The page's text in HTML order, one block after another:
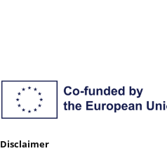
Disclaimer